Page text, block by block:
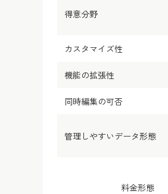
得意分野
カスタマイズ性
機能の拡張性
同時編集の可否
管理しやすいデータ形態
料金形態